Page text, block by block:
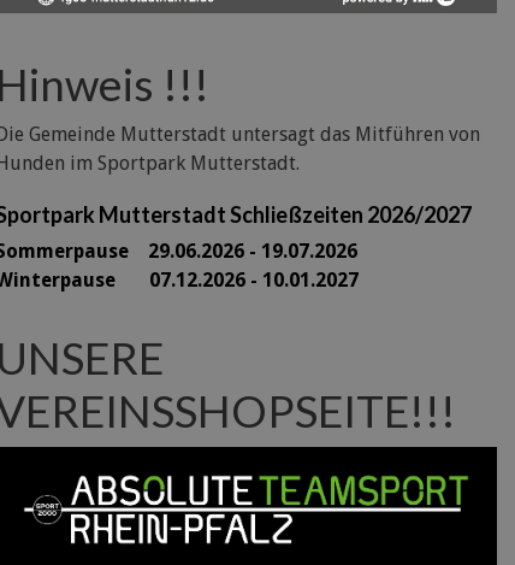
Hinweis !!!
Gemeinde Mutterstadt untersagt das Mitführen von
im Sportpark Mutterstadt.
Mutterstadt Schließzeiten 2026/2027
29.06.2026 - 19.07.2026
07.12.2026 - 10.01.2027
UNSERE